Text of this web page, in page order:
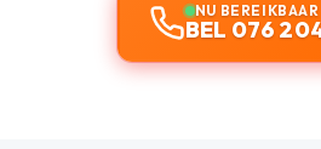
NU BEREIKBAAR
BEL 076